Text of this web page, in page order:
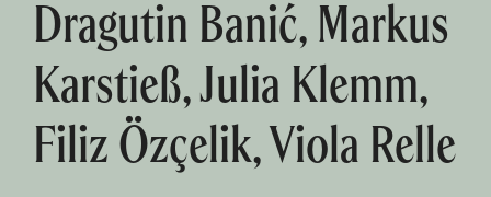
Dragutin Banić, Markus
Karstieß, Julia Klemm,
Filiz Özçelik, Viola Relle